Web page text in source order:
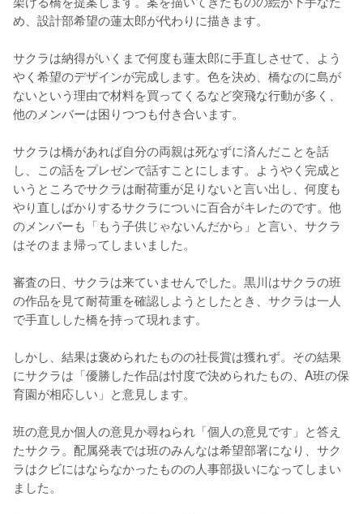
め、設計部希望の蓮太郎が代わりに描きます。
サクラは納得がいくまで何度も蓮太郎に手直しさせて、よう
やく希望のデザインが完成します。色を決め、橋なのに島が
ないという理由で材料を買ってくるなど突飛な行動が多く、
他のメンバーは困りつつも付き合います。
サクラは橋があれば自分の両親は死なずに済んだことを話
し、この話をプレゼンで話すことにします。ようやく完成と
いうところでサクラは耐荷重が足りないと言い出し、何度も
やり直しばかりするサクラについに百合がキレたのです。他
のメンバーも「もう子供じゃないんだから」と言い、サクラ
はそのまま帰ってしまいました。
審査の日、サクラは来ていませんでした。黒川はサクラの班
の作品を見て耐荷重を確認しようとしたとき、サクラは一人
で手直しした橋を持って現れます。
しかし、結果は褒められたものの社長賞は獲れず。その結果
にサクラは「優勝した作品は忖度で決められたもの、A班の保
育園が相応しい」と意見します。
班の意見か個人の意見か尋ねられ「個人の意見です」と答え
たサクラ。配属発表では班のみんなは希望部署になり、サク
ラはクビにはならなかったものの人事部扱いになってしまい
ました。